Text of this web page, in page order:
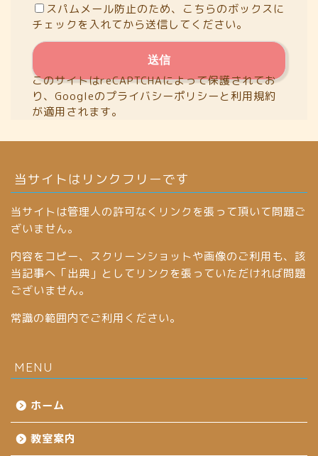
スパムメール防止のため、こちらのボックスに
チェックを入れてから送信してください。
このサイトはreCAPTCHAによって保護されてお
り、Googleのプライバシーポリシーと利用規約
が適用されます。
当サイトはリンクフリーです
当サイトは管理人の許可なくリンクを張って頂いて問題ご
ざいません。
内容をコピー、スクリーンショットや画像のご利用も、該
当記事へ「出典」としてリンクを張っていただければ問題
ございません。
常識の範囲内でご利用ください。
MENU
ホーム
教室案内